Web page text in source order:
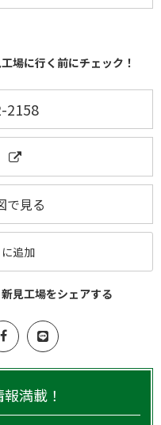
場に行く前にチェック！
2158
で見る
追加
見工場をシェアする
満載！